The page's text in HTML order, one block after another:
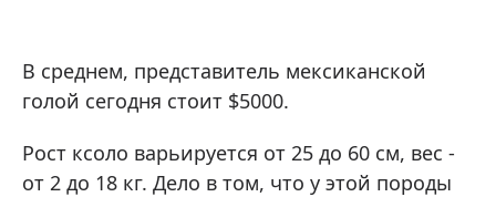
В среднем, представитель мексиканской
голой сегодня стоит $5000.
Рост ксоло варьируется от 25 до 60 см, вес -
от 2 до 18 кг. Дело в том, что у этой породы